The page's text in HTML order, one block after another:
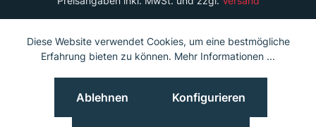
Diese Website verwendet Cookies, um eine bestmögliche
Erfahrung bieten zu können. Mehr Informationen ...
Ablehnen Konfigurieren